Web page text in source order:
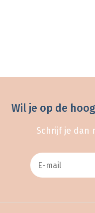
Wil je op de
Schrijf je dan